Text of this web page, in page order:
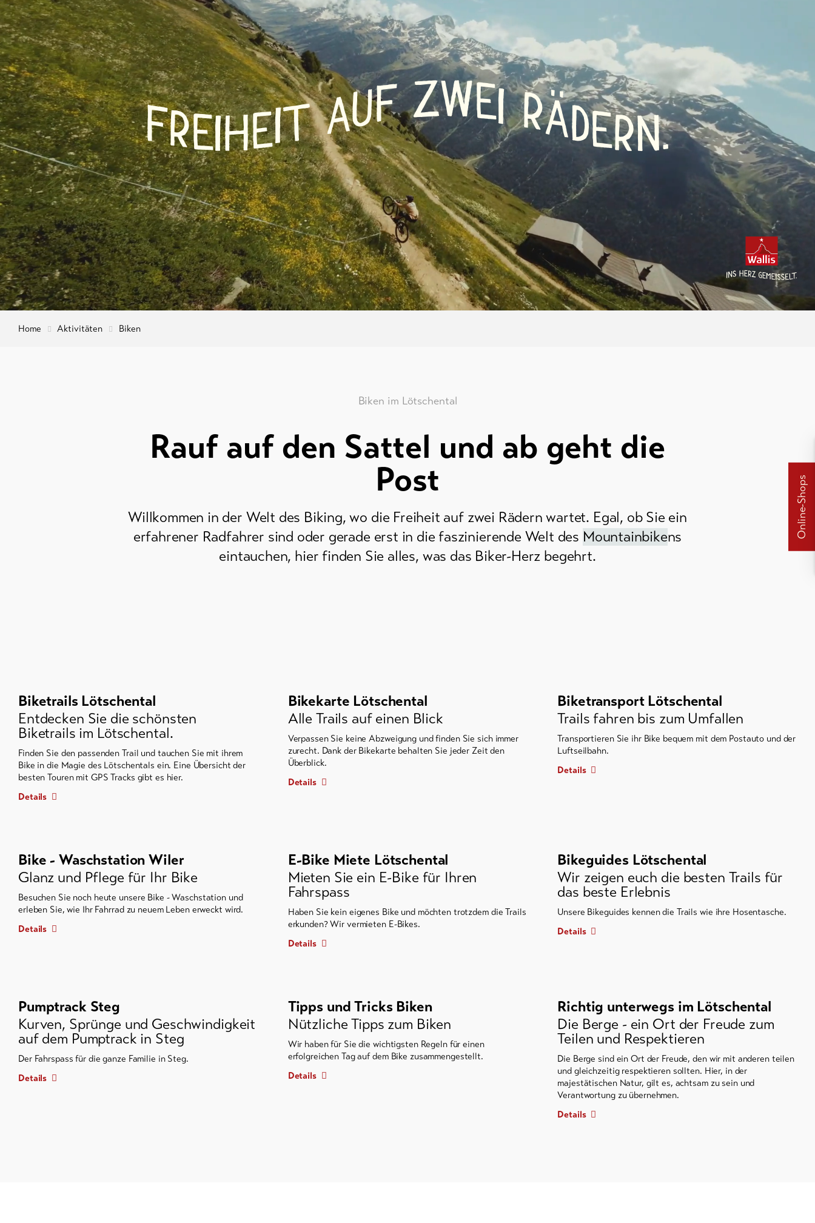
Info &
Service
Aktuelles
Webcams
Wetter
DEENFR
Winterwandern /
Schneeschuhlaufen
Langlauf
Ski und Snowboard
Schlitteln
Online-Shops
FREIHEIT AUF ZWEI RÄDERN.
Home Aktivitäten Biken
Biken im Lötschental
Rauf auf den Sattel und ab geht die
Post
Willkommen in der Welt des Biking, wo die Freiheit auf zwei Rädern wartet. Egal, ob Sie ein
erfahrener Radfahrer sind oder gerade erst in die faszinierende Welt des Mountainbikens
eintauchen, hier finden Sie alles, was das Biker-Herz begehrt.
Biketrails Lötschental
Entdecken Sie die schönsten
Biketrails im Lötschental.
Finden Sie den passenden Trail und tauchen Sie mit ihrem
Bike in die Magie des Lötschentals ein. Eine Übersicht der
besten Touren mit GPS Tracks gibt es hier.
Details
Bikekarte Lötschental
Alle Trails auf einen Blick
Verpassen Sie keine Abzweigung und finden Sie sich immer
zurecht. Dank der Bikekarte behalten Sie jeder Zeit den
Überblick.
Details
Biketransport Lötschental
Trails fahren bis zum Umfallen
Transportieren Sie ihr Bike bequem mit dem Postauto und der
Luftseilbahn.
Details
Bike - Waschstation Wiler
Glanz und Pflege für Ihr Bike
Besuchen Sie noch heute unsere Bike - Waschstation und
erleben Sie, wie Ihr Fahrrad zu neuem Leben erweckt wird.
Details
E-Bike Miete Lötschental
Mieten Sie ein E-Bike für Ihren
Fahrspass
Haben Sie kein eigenes Bike und möchten trotzdem die Trails
erkunden? Wir vermieten E-Bikes.
Details
Bikeguides Lötschental
Wir zeigen euch die besten Trails für
das beste Erlebnis
Unsere Bikeguides kennen die Trails wie ihre Hosentasche.
Details
Pumptrack Steg
Kurven, Sprünge und Geschwindigkeit
auf dem Pumptrack in Steg
Der Fahrspass für die ganze Familie in Steg.
Details
Tipps und Tricks Biken
Nützliche Tipps zum Biken
Wir haben für Sie die wichtigsten Regeln für einen
erfolgreichen Tag auf dem Bike zusammengestellt.
Details
Richtig unterwegs im Lötschental
Die Berge - ein Ort der Freude zum
Teilen und Respektieren
Die Berge sind ein Ort der Freude, den wir mit anderen teilen
und gleichzeitig respektieren sollten. Hier, in der
majestätischen Natur, gilt es, achtsam zu sein und
Verantwortung zu übernehmen.
Details